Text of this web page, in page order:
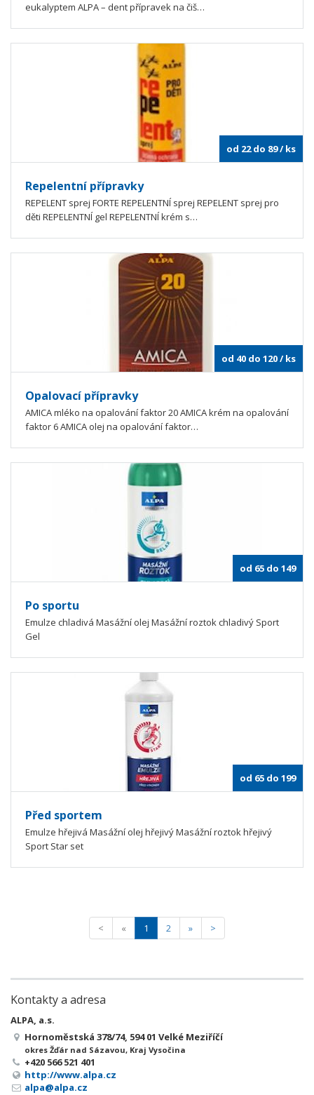
eukalyptem ALPA – dent přípravek na čiš…
od 22 do 89/ ks
Repelentní přípravky
REPELENT sprej FORTE REPELENTNÍ sprej REPELENT sprej pro
děti REPELENTNÍ gel REPELENTNÍ krém s…
od 40 do 120/ ks
Opalovací přípravky
AMICA mléko na opalování faktor 20 AMICA krém na opalování
faktor 6 AMICA olej na opalování faktor…
od 65 do 149
Po sportu
Emulze chladivá Masážní olej Masážní roztok chladivý Sport
Gel
od 65 do 199
Před sportem
Emulze hřejivá Masážní olej hřejivý Masážní roztok hřejivý
Sport Star set
< « 1 2 » >
Kontakty a adresa
ALPA, a.s.
Hornoměstská 378/74, 594 01 Velké Meziříčí
okres Žďár nad Sázavou, Kraj Vysočina
+420 566 521 401
http://www.alpa.cz
alpa@alpa.cz